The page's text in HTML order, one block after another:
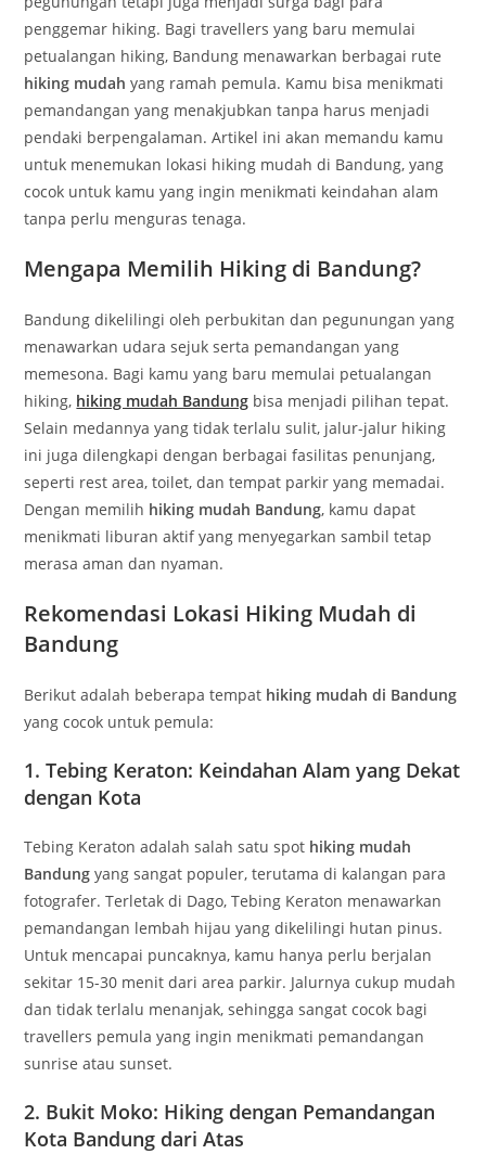
penggemar hiking. Bagi travellers yang baru memulai
petualangan hiking, Bandung menawarkan berbagai rute
hiking mudah yang ramah pemula. Kamu bisa menikmati
pemandangan yang menakjubkan tanpa harus menjadi
pendaki berpengalaman. Artikel ini akan memandu kamu
untuk menemukan lokasi hiking mudah di Bandung, yang
cocok untuk kamu yang ingin menikmati keindahan alam
tanpa perlu menguras tenaga.
Mengapa Memilih Hiking di Bandung?
Bandung dikelilingi oleh perbukitan dan pegunungan yang
menawarkan udara sejuk serta pemandangan yang
memesona. Bagi kamu yang baru memulai petualangan
hiking, hiking mudah Bandung bisa menjadi pilihan tepat.
Selain medannya yang tidak terlalu sulit, jalur-jalur hiking
ini juga dilengkapi dengan berbagai fasilitas penunjang,
seperti rest area, toilet, dan tempat parkir yang memadai.
Dengan memilih hiking mudah Bandung, kamu dapat
menikmati liburan aktif yang menyegarkan sambil tetap
merasa aman dan nyaman.
Rekomendasi Lokasi Hiking Mudah di
Bandung
Berikut adalah beberapa tempat hiking mudah di Bandung
yang cocok untuk pemula:
1.Tebing Keraton: Keindahan Alam yang Dekat
dengan Kota
Tebing Keraton adalah salah satu spot hiking mudah
Bandung yang sangat populer, terutama di kalangan para
fotografer. Terletak di Dago, Tebing Keraton menawarkan
pemandangan lembah hijau yang dikelilingi hutan pinus.
Untuk mencapai puncaknya, kamu hanya perlu berjalan
sekitar 15-30 menit dari area parkir. Jalurnya cukup mudah
dan tidak terlalu menanjak, sehingga sangat cocok bagi
travellers pemula yang ingin menikmati pemandangan
sunrise atau sunset.
2. Bukit Moko: Hiking dengan Pemandangan
Kota Bandung dari Atas